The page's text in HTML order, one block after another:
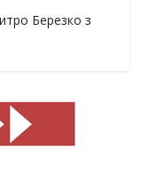
Березко з